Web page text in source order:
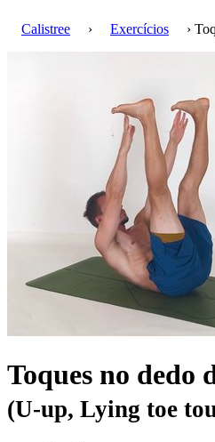
Calistree › Exercícios ›
Toques no dedo
(U-up, Lying toe